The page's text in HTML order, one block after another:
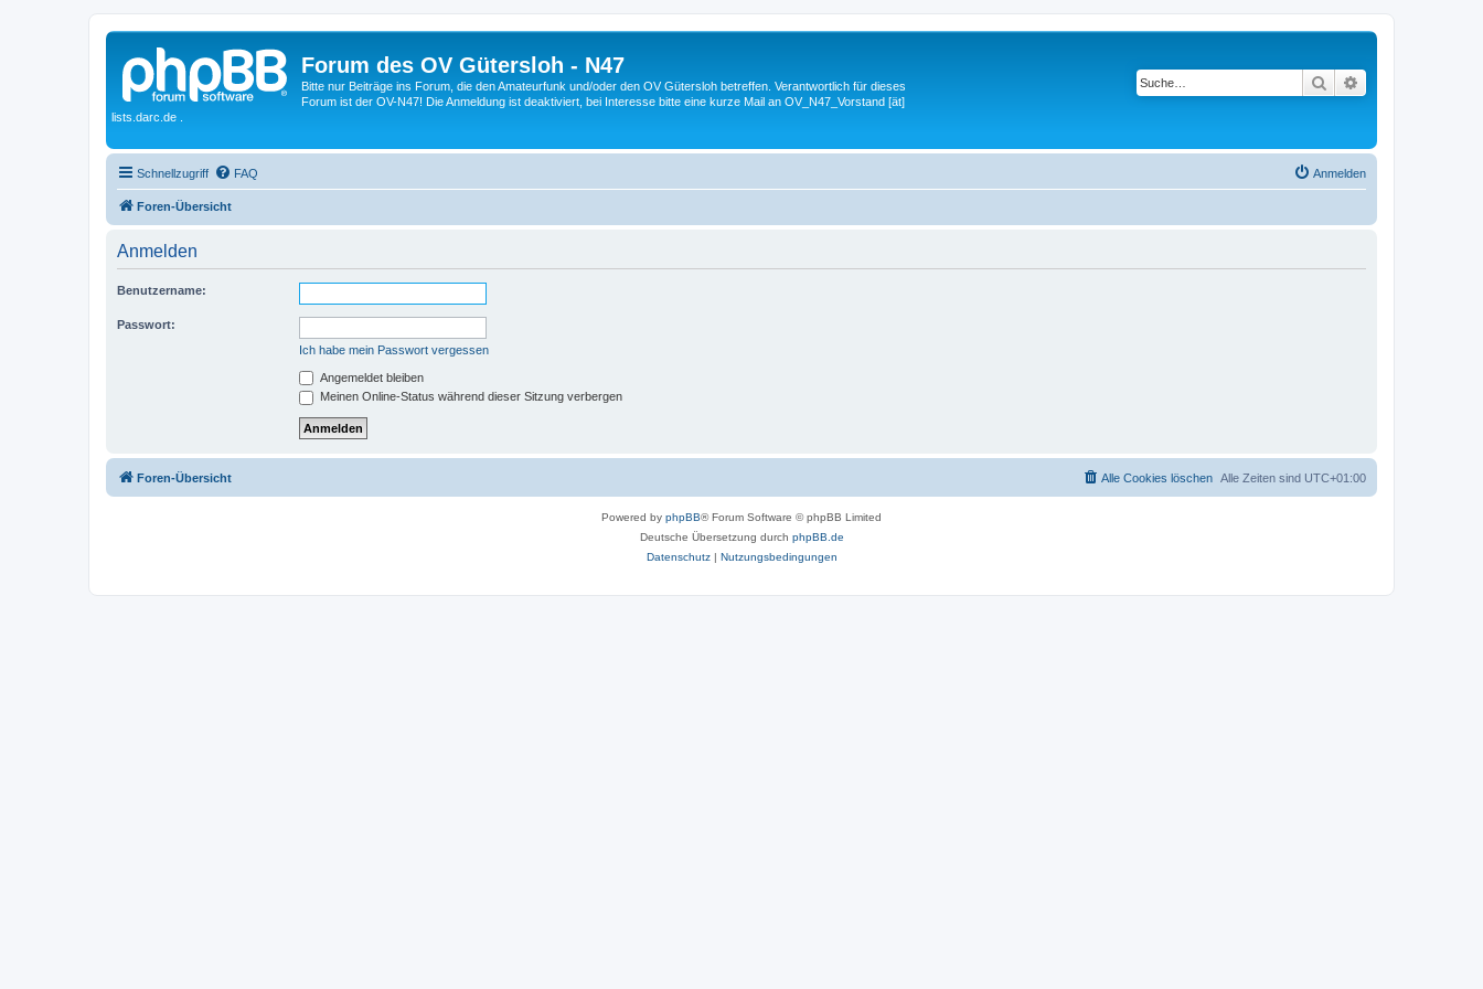
Forum des OV Gütersloh - N47
Bitte nur Beiträge ins Forum, die den Amateurfunk und/oder den OV Gütersloh betreffen. Verantwortlich für dieses
Forum ist der OV-N47! Die Anmeldung ist deaktiviert, bei Interesse bitte eine kurze Mail an OV_N47_Vorstand [ät]
lists.darc.de .
Suche
Schnellzugriff FAQ Anmelden
Foren-Übersicht
Anmelden
Benutzername:
Passwort:
Ich habe mein Passwort vergessen
Angemeldet bleiben
Meinen Online-Status während dieser Sitzung verbergen
Foren-Übersicht Alle Zeiten sind UTC+01:00
Alle Cookies löschen
Powered by phpBB® Forum Software © phpBB Limited
Deutsche Übersetzung durch phpBB.de
Datenschutz| Nutzungsbedingungen